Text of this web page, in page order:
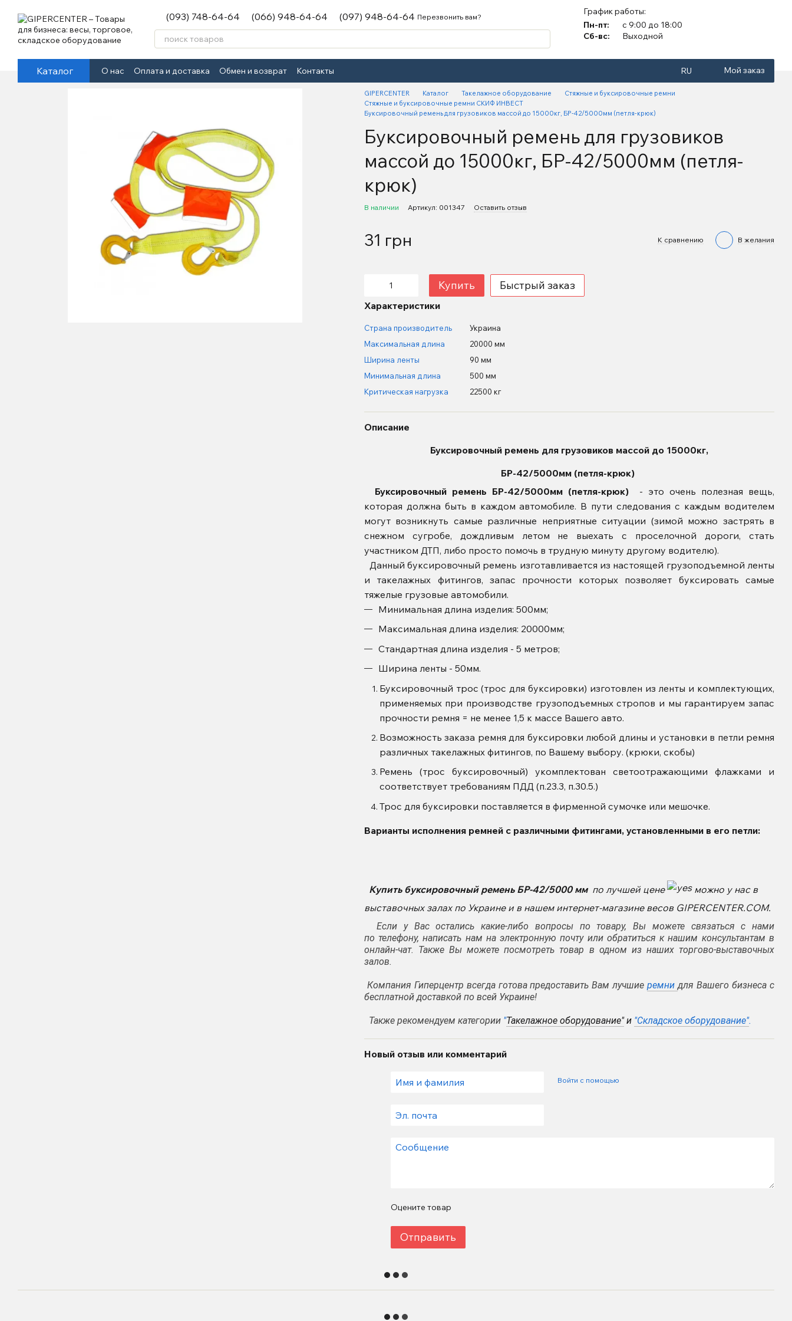
(093) 748-64-64 (066) 948-64-64 (097) 948-64-64 Перезвонить вам?
График работы:
Пн-пт:
с 9:00 до 18:00
Сб-вс:
Выходной
Каталог О нас Оплата и доставка Обмен и возврат Контакты RU Мой заказ
GIPERCENTER Каталог Такелажное оборудование
Стяжные и буксировочные ремни
Стяжные и буксировочные ремни СКИФ ИНВЕСТ
Буксировочный ремень для грузовиков массой до 15000кг, БР-42/5000мм (петля-крюк)
Буксировочный ремень для грузовиков
массой до 15000кг, БР-42/5000мм (петля-
крюк)
В наличии Артикул: 001347 Оставить отзыв
31 грн К сравнению В желания
Купить Быстрый заказ
Характеристики
Страна производитель
Украина
Максимальная длина
20000 мм
Ширина ленты
90 мм
Минимальная длина
500 мм
Критическая нагрузка
22500 кг
Описание
Буксировочный ремень для грузовиков массой до 15000кг,
БР-42/5000мм (петля-крюк)
Буксировочный ремень БР-42/5000мм (петля-крюк)
- это очень полезная вещь,
которая должна быть в каждом автомобиле. В пути следования с каждым водителем
могут возникнуть самые различные неприятные ситуации (зимой можно застрять в
снежном сугробе, дождливым летом не выехать с проселочной дороги, стать
участником ДТП, либо просто помочь в трудную минуту другому водителю).
Данный буксировочный ремень изготавливается из настоящей грузоподъемной ленты
и такелажных фитингов, запас прочности которых позволяет буксировать самые
тяжелые грузовые автомобили.
Минимальная длина изделия: 500мм;
Максимальная длина изделия: 20000мм;
Стандартная длина изделия - 5 метров;
Ширина ленты - 50мм.
Буксировочный трос (трос для буксировки) изготовлен из ленты и комплектующих,
применяемых при производстве грузоподъемных стропов и мы гарантируем запас
прочности ремня = не менее 1,5 к массе Вашего авто.
Возможность заказа ремня для буксировки любой длины и установки в петли ремня
различных такелажных фитингов, по Вашему выбору. (крюки, скобы)
Ремень (трос буксировочный) укомплектован светоотражающими флажками и
соответствует требованиям ПДД (п.23.3, п.30.5.)
Трос для буксировки поставляется в фирменной сумочке или мешочке.
Варианты исполнения ремней с различными фитингами, установленными в его петли:
Купить буксировочный ремень БР-42/5000 мм по лучшей цене
можно у нас в
выставочных залах по Украине и в нашем интернет-магазине весов GIPERCENTER.COM.
Если у Вас остались какие-либо вопросы по товару, Вы можете связаться с нами
потелефону, написать нам на электронную почту или обратиться к нашим консультантам в
онлайн-чат. Также Вы можете посмотреть товар в одном из наших торгово-выставочных
залов.
Компания Гиперцентр всегда готова предоставить Вам лучшиеремнидля Вашего бизнеса с
бесплатной доставкой по всей Украине!
Также рекомендуем категории "Такелажное оборудование" и "Складское оборудование".
Новый отзыв или комментарий
Войти с помощью
Оцените товар
Отправить